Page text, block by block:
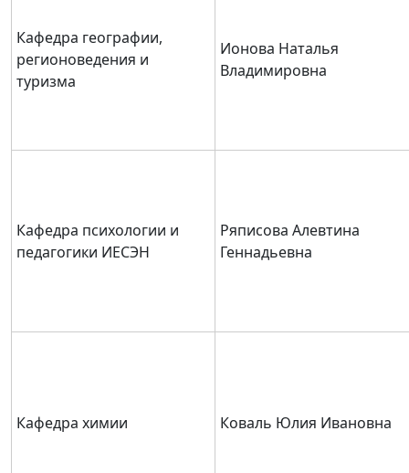
Кафедра географии,
регионоведения и
туризма
Ионова Наталья
Владимировна
Кафедра психологии и
педагогики ИЕСЭН
Ряписова Алевтина
Геннадьевна
Кафедра химии Коваль Юлия Ивановна